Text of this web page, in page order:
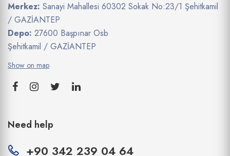
Merkez: Sanayi Mahallesi 60302 Sokak No:23/1 Şehitkamil
/ GAZİANTEP
Depo: 27600 Başpınar Osb
Şehitkamil / GAZİANTEP
Show on map
Need help
+90 342 239 04 64